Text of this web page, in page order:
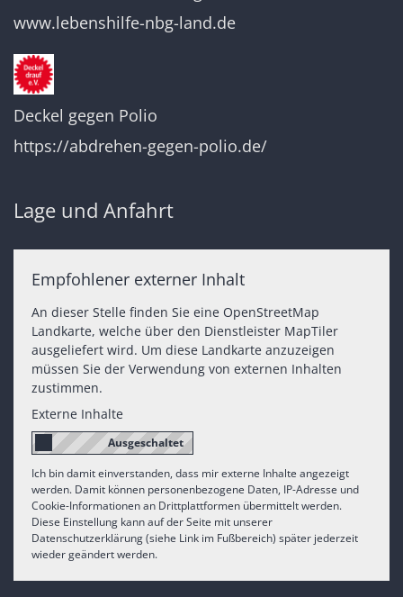
www.lebenshilfe-nbg-land.de
Deckel gegen Polio
https://abdrehen-gegen-polio.de/
Lage und Anfahrt
Empfohlener externer Inhalt
An dieser Stelle finden Sie eine OpenStreetMap
Landkarte, welche über den Dienstleister MapTiler
ausgeliefert wird. Um diese Landkarte anzuzeigen
müssen Sie der Verwendung von externen Inhalten
zustimmen.
Externe Inhalte
Ich bin damit einverstanden, dass mir externe Inhalte angezeigt
werden. Damit können personenbezogene Daten, IP-Adresse und
Cookie-Informationen an Drittplattformen übermittelt werden.
Diese Einstellung kann auf der Seite mit unserer
Datenschutzerklärung (siehe Link im Fußbereich) später jederzeit
wieder geändert werden.